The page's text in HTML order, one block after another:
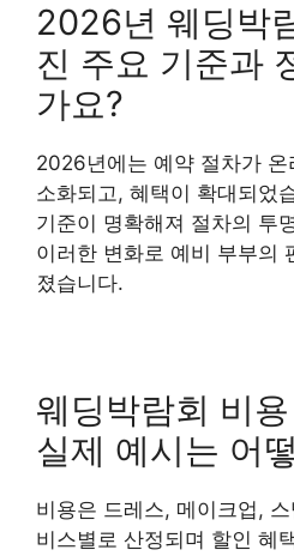
2026년 웨딩박
진 주요 기준과
가요?
2026년에는 예약 절차가
소화되고, 혜택이 확대되었
기준이 명확해져 절차의 투
이러한 변화로 예비 부부의
졌습니다.
웨딩박람회 비
실제 예시는 어
비용은 드레스, 메이크업,
비스별로 산정되며 할인 혜